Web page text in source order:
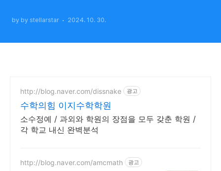
by by stellarstar 2024. 10. 30.
http://blog.naver.com/dissnake 광고
수학의힘 이지수학학원
소수정예 / 과외와 학원의 장점을 모두 갖춘 학원 /
각 학교 내신 완벽분석
http://blog.naver.com/amcmath 광고